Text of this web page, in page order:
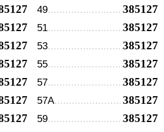
49 385127
51 385127
53 385127
55 385127
57 385127
57А 385127
59 385127